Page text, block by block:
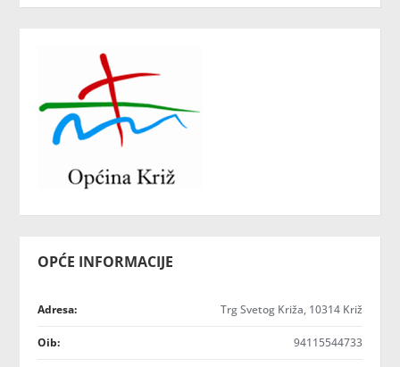
OPĆE INFORMACIJE
Adresa: Trg Svetog Križa, 10314 Križ
Oib: 94115544733